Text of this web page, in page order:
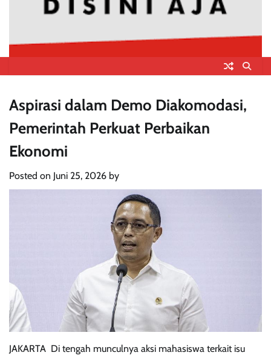
Aspirasi dalam Demo Diakomodasi,
Pemerintah Perkuat Perbaikan
Ekonomi
Posted on Juni 25, 2026 by
JAKARTA  Di tengah munculnya aksi mahasiswa terkait isu